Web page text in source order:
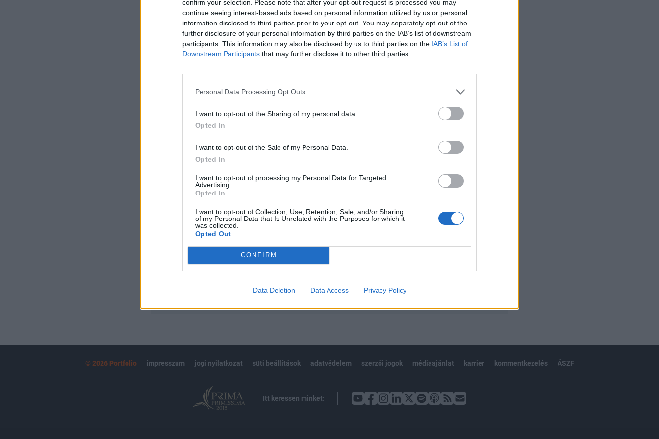
confirm your selection. Please note that after your opt-out request is processed you may
continue seeing interest-based ads based on personal information utilized by us or personal
information disclosed to third parties prior to your opt-out. You may separately opt-out of the
further disclosure of your personal information by third parties on the IAB’s list of downstream
participants. This information may also be disclosed by us to third parties on the IAB’s List of
Downstream Participants that may further disclose it to other third parties.
Personal Data Processing Opt Outs
I want to opt-out of the Sharing of my personal data.
Opted In
I want to opt-out of the Sale of my Personal Data.
Opted In
I want to opt-out of processing my Personal Data for Targeted
Advertising.
Opted In
I want to opt-out of Collection, Use, Retention, Sale, and/or Sharing
of my Personal Data that Is Unrelated with the Purposes for which it
was collected.
Opted Out
CONFIRM
Data Deletion Data Access Privacy Policy
2019. március 01. 15:12
A SET Group bejelentette, hogy a Szellemi Tulajdon Nemzeti Hivatala védjegyként
Hivatalához a logójának és nevének védjegyként való bejegyzéséhez szükséges iratokat, az illetékes
hatóság a 2019. február 28-án megküldött határozatában és védjegyokiratában foglaltak tanúsága
szerint 2018. július 10-tól kezdődően mind az ábrás, mind a szóösszetétel...
KEDVES OLVASÓNK!
regisztrációhoz kötött.
Portfolio.hu teljes cikkarchívum
Kötéslisták: BÉT elmúlt 2 év napon belüli
kötéslistái
Előfizetés
© 2026 Portfolio impresszum jogi nyilatkozat süti beállítások adatvédelem szerzői jogok médiaajánlat karrier kommentkezelés ÁSZF
Itt keressen minket: